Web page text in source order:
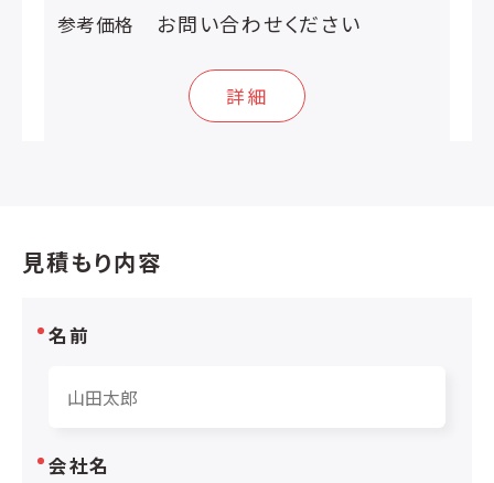
参考価格 お問い合わせください
詳細
見積もり内容
名前
会社名